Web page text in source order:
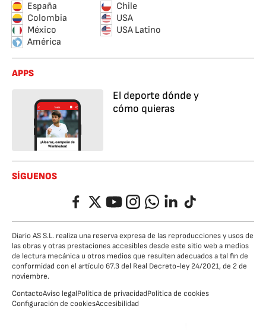
España
Chile
Colombia
USA
México
USA Latino
América
APPS
El deporte dónde y
cómo quieras
SÍGUENOS
FacebookTwitterYouTubeInstagramWhatsappLinkedIn
TikTok
Diario AS S.L. realiza una reserva expresa de las reproducciones y usos de
las obras y otras prestaciones accesibles desde este sitio web a medios
de lectura mecánica u otros medios que resulten adecuados a tal fin de
conformidad con el artículo 67.3 del Real Decreto-ley 24/2021, de 2 de
noviembre.
ContactoAviso legalPolítica de privacidadPolítica de cookies
Configuración de cookiesAccesibilidad